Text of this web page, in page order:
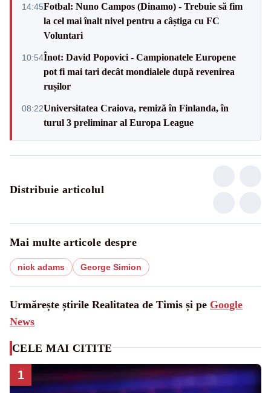
14:45Fotbal: Nuno Campos (Dinamo) - Trebuie să fim
la cel mai înalt nivel pentru a câștiga cu FC
Voluntari
10:54Înot: David Popovici - Campionatele Europene
pot fi mai tari decât mondialele după revenirea
rușilor
08:22Universitatea Craiova, remiză în Finlanda, în
turul 3 preliminar al Europa League
Distribuie articolul
Mai multe articole despre
nick adams George Simion
Urmărește știrile Realitatea de Timis și pe Google
News
CELE MAI CITITE
1